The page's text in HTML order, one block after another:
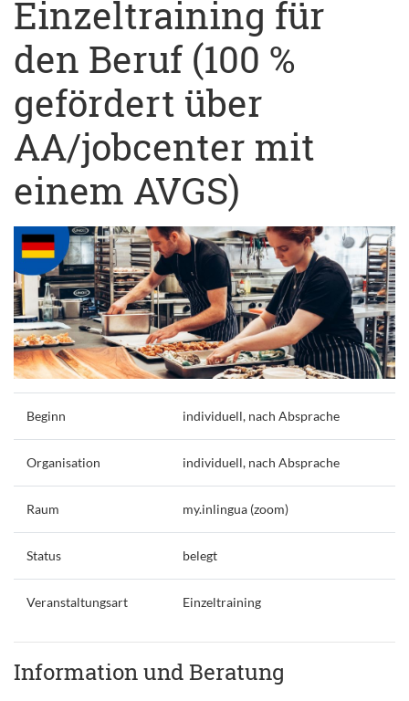
Einzeltraining für
den Beruf (100 %
gefördert über
AA/jobcenter mit
einem AVGS)
Beginn individuell, nach Absprache
Organisation individuell, nach Absprache
Raum my.inlingua (zoom)
Status belegt
Veranstaltungsart Einzeltraining
Information und Beratung